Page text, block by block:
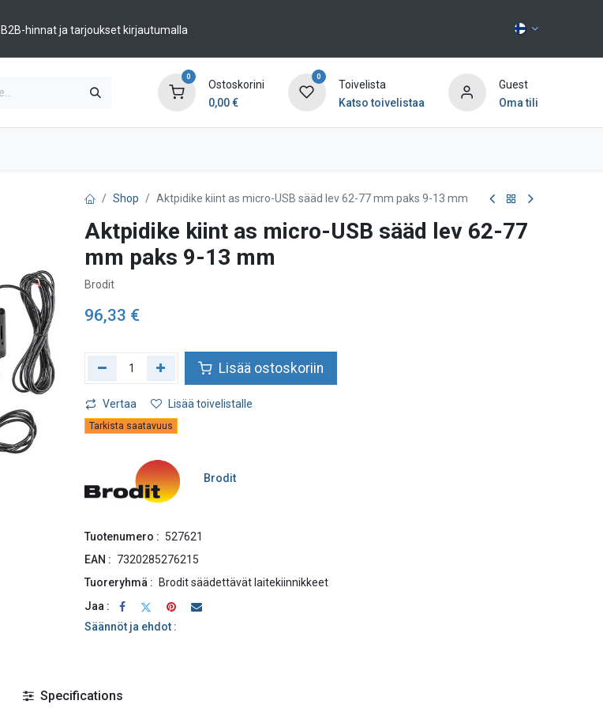
B2B-hinnat ja tarjoukset kirjautumalla
0
Ostoskorini
0,00€
0
Toivelista
Katso toivelistaa
Guest
Oma tili
Shop Aktpidike kiint as micro-USB sääd lev 62-77 mm paks 9-13 mm
Aktpidike kiint as micro-USB sääd lev 62-77
mm paks 9-13 mm
Brodit
96,33 €
Lisää ostoskoriin
Vertaa Lisää toivelistalle
Tarkista saatavuus
Brodit
Tuotenumero : 527621
EAN : 7320285276215
Tuoreryhmä :
Brodit säädettävät laitekiinnikkeet
Jaa :
Säännöt ja ehdot :
Specifications